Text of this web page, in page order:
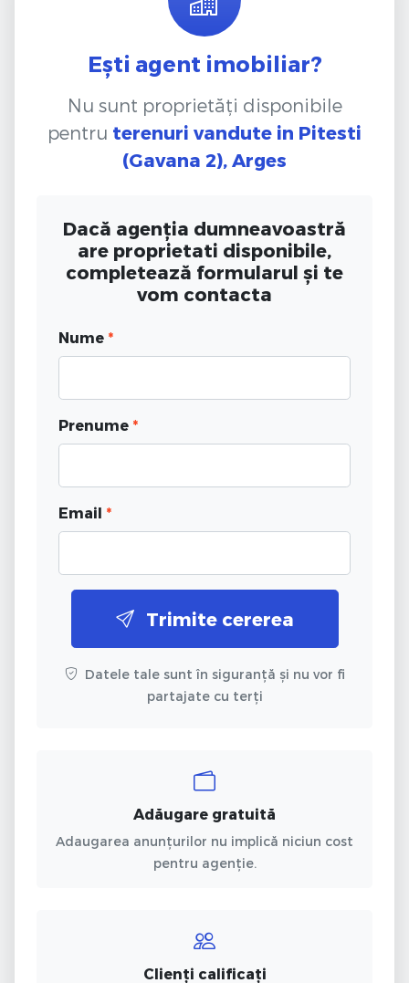
Ești agent imobiliar?
Nu sunt proprietăți disponibile
pentru terenuri vandute in Pitesti
(Gavana 2), Arges
Dacă agenția dumneavoastră
are proprietati disponibile,
completează formularul și te
vom contacta
Nume *
Prenume *
Email *
Trimite cererea
Datele tale sunt în siguranță și nu vor fi
partajate cu terți
Adăugare gratuită
Adaugarea anunțurilor nu implică niciun cost
pentru agenție.
Clienți calificați